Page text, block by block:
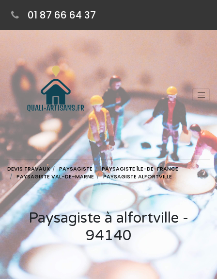
01 87 66 64 37
DEVIS TRAVAUX PAYSAGISTE
PAYSAGISTE ÎLE-DE-FRANCE
PAYSAGISTE VAL-DE-MARNE
PAYSAGISTE ALFORTVILLE
Paysagiste à alfortville -
94140